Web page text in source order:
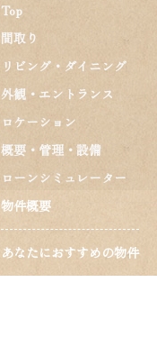
Top
間取り
リビング・ダイニング
外観・エントランス
ロケーション
概要・管理・設備
ローンシミュレーター
物件概要
あなたにおすすめの物件